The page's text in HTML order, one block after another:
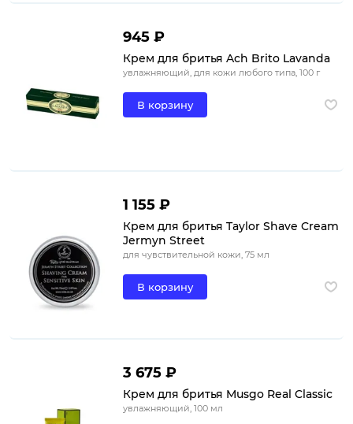
945 ₽
Крем для бритья Ach Brito Lavanda
увлажняющий, для кожи любого типа, 100 г
В корзину
1 155 ₽
Крем для бритья Taylor Shave Cream
Jermyn Street
для чувствительной кожи, 75 мл
В корзину
3 675 ₽
Крем для бритья Musgo Real Classic
увлажняющий, 100 мл